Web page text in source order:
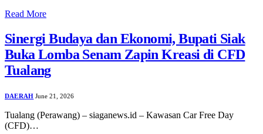
Read More
Sinergi Budaya dan Ekonomi, Bupati Siak
Buka Lomba Senam Zapin Kreasi di CFD
Tualang
DAERAH June 21, 2026
Tualang (Perawang) – siaganews.id – Kawasan Car Free Day
(CFD)…